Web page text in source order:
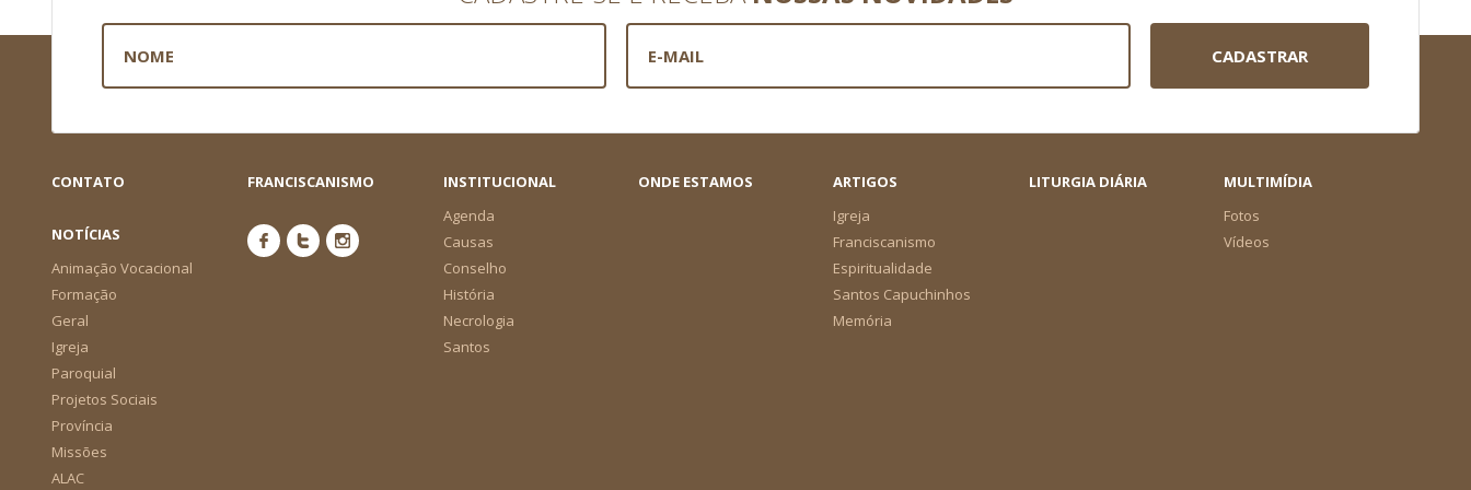
CADASTRAR
CONTATO FRANCISCANISMO
INSTITUCIONAL
Agenda
Causas
Conselho
História
Necrologia
Santos
ONDE ESTAMOS
ARTIGOS
Igreja
Franciscanismo
Espiritualidade
Santos Capuchinhos
Memória
LITURGIA DIÁRIA
MULTIMÍDIA
Fotos
Vídeos
NOTÍCIAS
Animação Vocacional
Formação
Geral
Igreja
Paroquial
Projetos Sociais
Província
Missões
ALAC